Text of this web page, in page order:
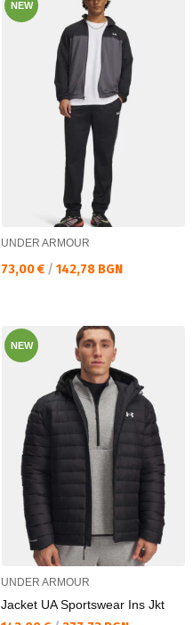
NEW
UNDER ARMOUR
Текуща цена:
73,00 € / 142,78 BGN
NEW
UNDER ARMOUR
Jacket UA Sportswear Ins Jkt